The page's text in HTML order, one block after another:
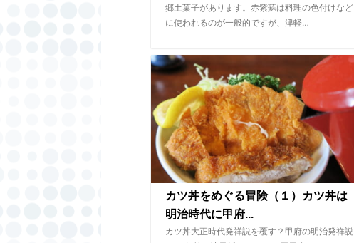
郷土菓子があります。赤紫蘇は料理の色付けなど
に使われるのが一般的ですが、津軽…
カツ丼をめぐる冒険（１）カツ丼は
明治時代に甲府...
カツ丼大正時代発祥説を覆す？甲府の明治発祥説